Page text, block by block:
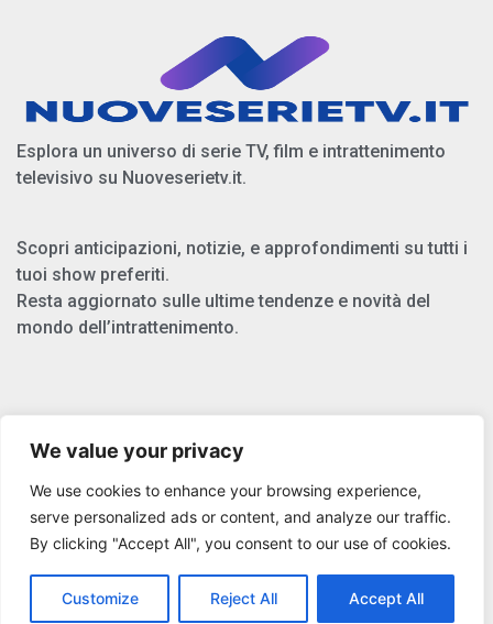
We value your privacy
We use cookies to enhance your browsing experience,
serve personalized ads or content, and analyze our traffic.
By clicking "Accept All", you consent to our use of cookies.
Customize Reject All Accept All
Esplora un universo di serie TV, film e intrattenimento
televisivo su Nuoveserietv.it.
Scopri anticipazioni, notizie, e approfondimenti su tutti i
tuoi show preferiti.
Resta aggiornato sulle ultime tendenze e novità del
mondo dell’intrattenimento.
Privacy Policy
Cookie Policy
Copyright © 2025 Nuoveserietv.it